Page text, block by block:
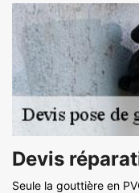
Devis
Seule la gouttière en